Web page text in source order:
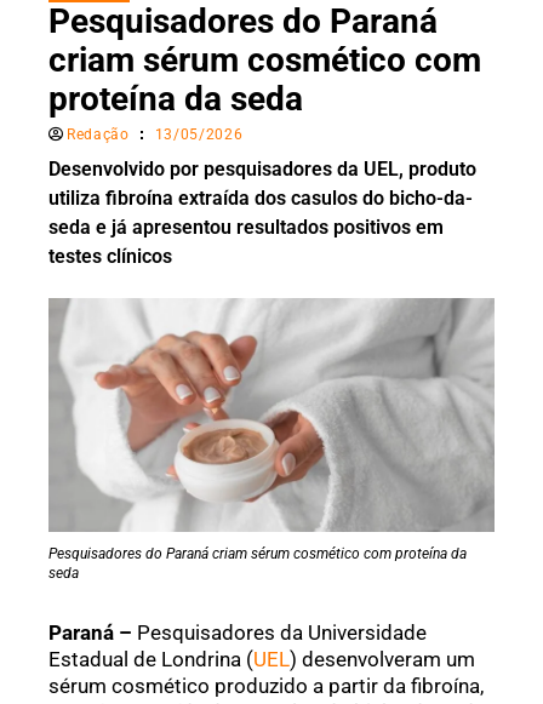
Pesquisadores do Paraná
criam sérum cosmético com
proteína da seda
Redação 13/05/2026
Desenvolvido por pesquisadores da UEL, produto
utiliza fibroína extraída dos casulos do bicho-da-
seda e já apresentou resultados positivos em
testes clínicos
Pesquisadores do Paraná criam sérum cosmético com proteína da
seda
Paraná – Pesquisadores da Universidade
Estadual de Londrina (UEL) desenvolveram um
sérum cosmético produzido a partir da fibroína,